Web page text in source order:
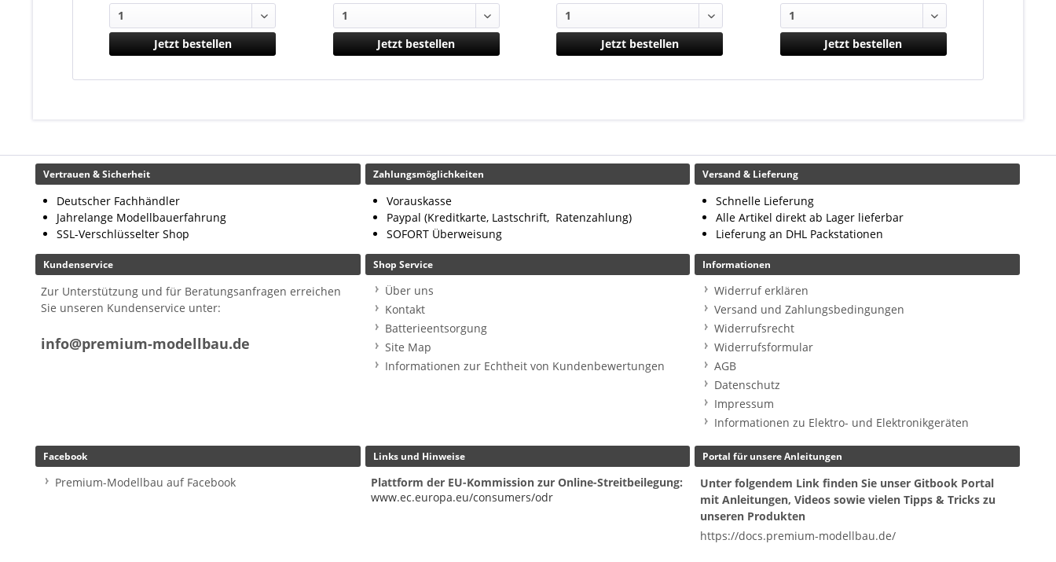
Jetzt bestellen Jetzt bestellen Jetzt bestellen Jetzt bestellen
Vertrauen & Sicherheit
Deutscher Fachhändler
Jahrelange Modellbauerfahrung
SSL-Verschlüsselter Shop
Zahlungsmöglichkeiten
Vorauskasse
Paypal (Kreditkarte, Lastschrift, Ratenzahlung)
SOFORT Überweisung
Versand & Lieferung
Schnelle Lieferung
Alle Artikel direkt ab Lager lieferbar
Lieferung an DHL Packstationen
Kundenservice
Zur Unterstützung und für Beratungsanfragen erreichen
Sie unseren Kundenservice unter:
info@premium-modellbau.de
Shop Service
Über uns
Kontakt
Batterieentsorgung
Site Map
Informationen zur Echtheit von Kundenbewertungen
Informationen
Widerruf erklären
Versand und Zahlungsbedingungen
Widerrufsrecht
Widerrufsformular
AGB
Datenschutz
Impressum
Informationen zu Elektro- und Elektronikgeräten
Facebook
Premium-Modellbau auf Facebook
Links und Hinweise
Plattform der EU-Kommission zur Online-Streitbeilegung:
www.ec.europa.eu/consumers/odr
Portal für unsere Anleitungen
Unter folgendem Link finden Sie unser Gitbook Portal
mit Anleitungen, Videos sowie vielen Tipps & Tricks zu
unseren Produkten
https://docs.premium-modellbau.de/